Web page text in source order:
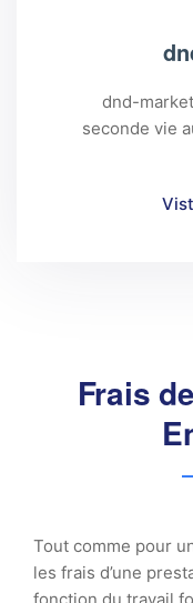
dnd-
seconde vie
Frais
Tout comme pour
les frais d’une